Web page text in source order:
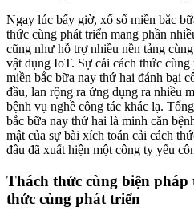
Ngay lúc bấy giờ, xổ số miền bắc
thức cùng phát triển mang phần
cũng như hỗ trợ nhiều nền tảng
vật dụng IoT. Sự cải cách thức
miền bắc bữa nay thứ hai đánh bại
đầu, lan rộng ra ứng dụng ra nhiều
bệnh vụ nghề công tác khác lạ.
bắc bữa nay thứ hai là minh căn
mật của sự bài xích toán cải cách
đầu đã xuất hiện một công ty yếu
Thách thức cùng biện pháp
thức cùng phát triển